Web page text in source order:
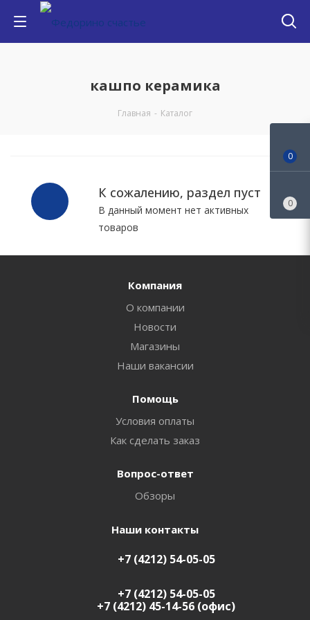
кашпо керамика
Главная - Каталог
К сожалению, раздел пуст
В данный момент нет активных
товаров
Компания
О компании
Новости
Магазины
Наши вакансии
Помощь
Условия оплаты
Как сделать заказ
Вопрос-ответ
Обзоры
Наши контакты
+7 (4212) 54-05-05
+7 (4212) 54-05-05
+7 (4212) 45-14-56 (офис)
0
0